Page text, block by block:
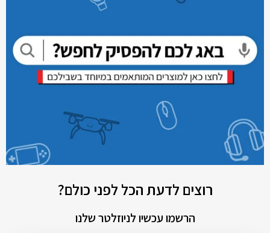
רוצים לדעת הכל לפני כולם?
הרשמו עכשיו לניוזלטר שלנו